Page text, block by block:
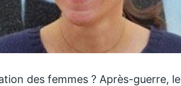
des femmes ? Après-guerre, le